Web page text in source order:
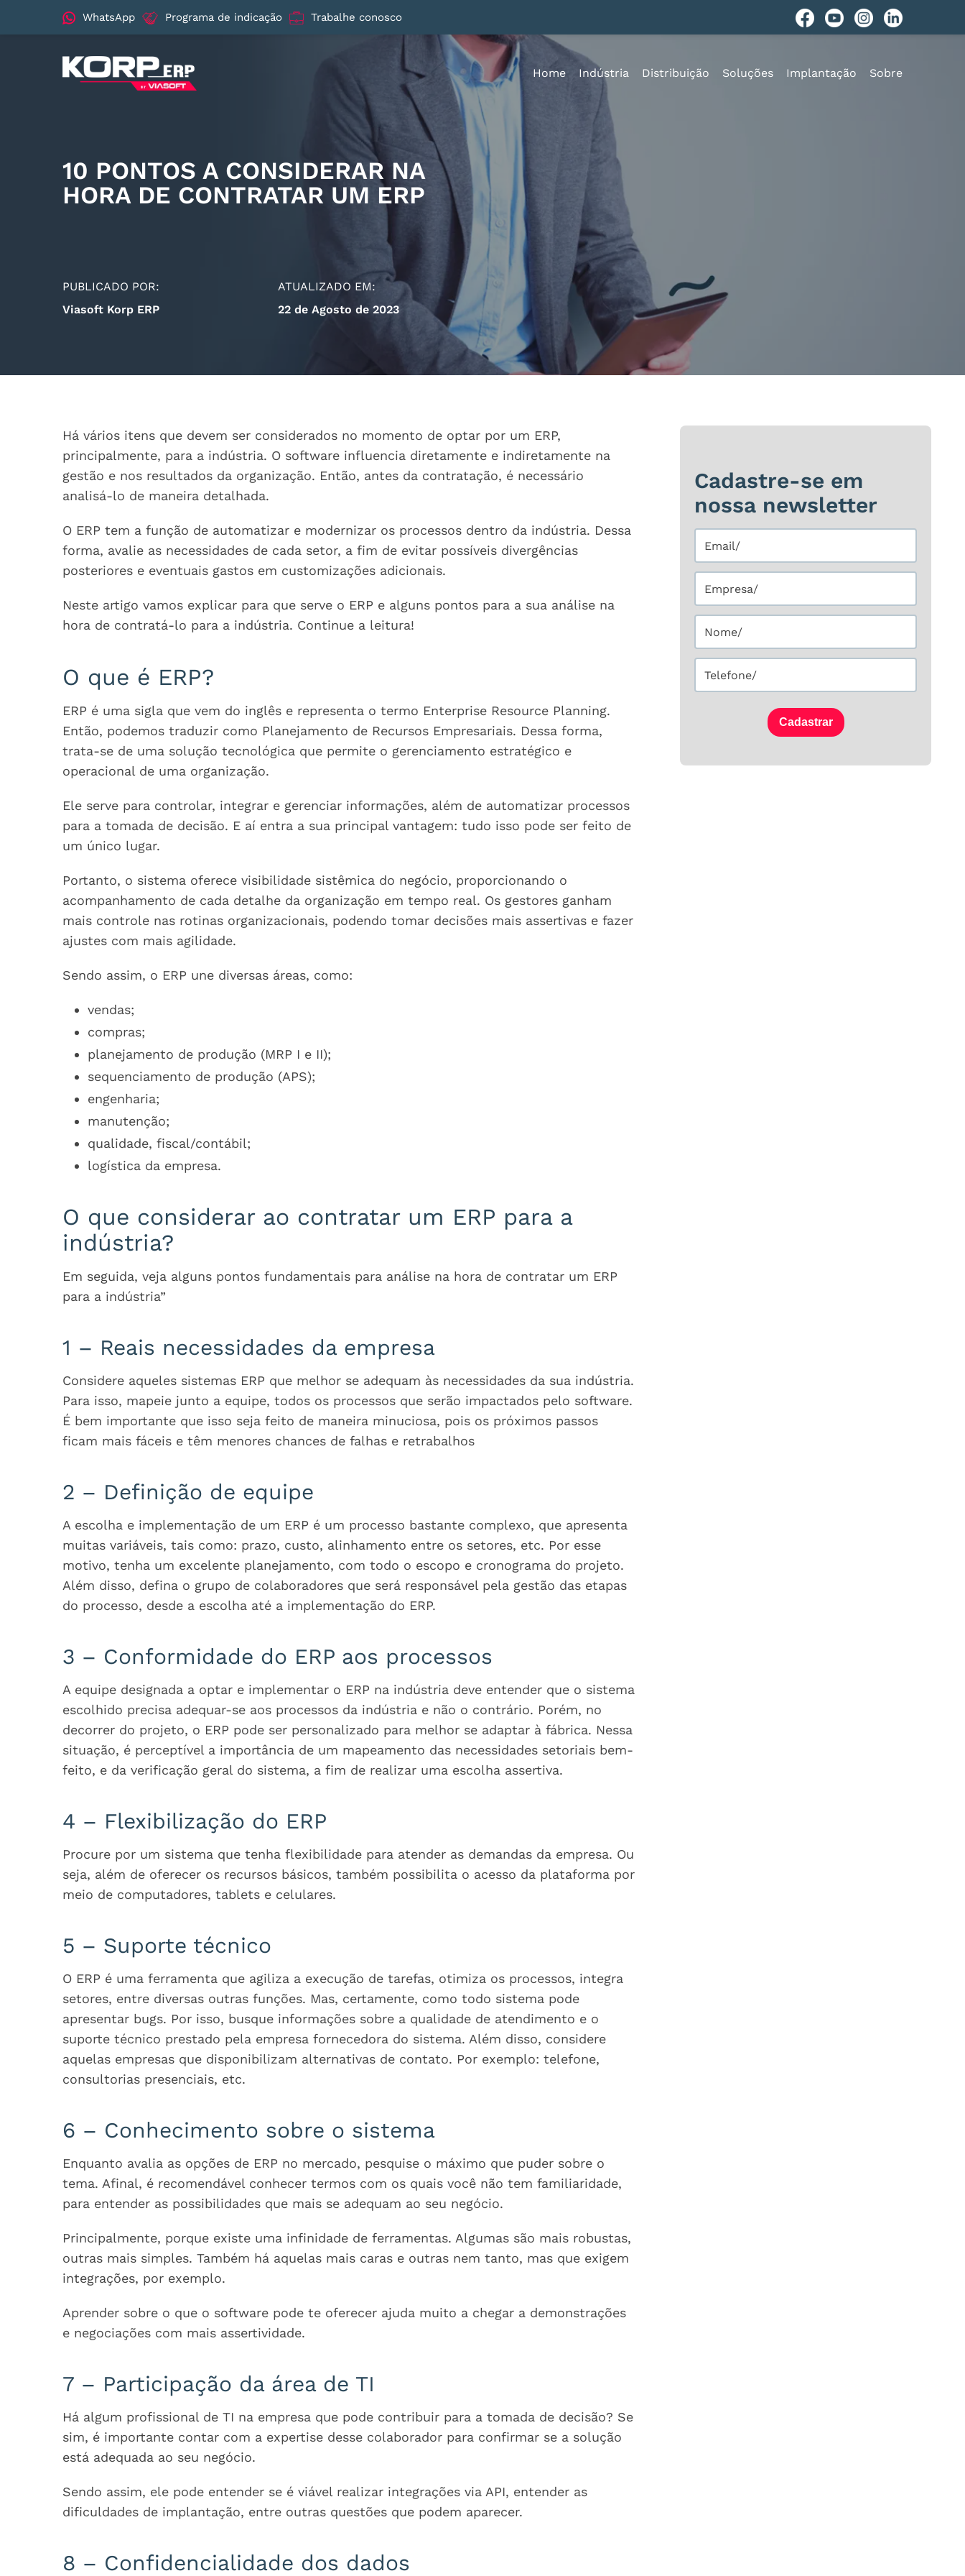
WhatsApp Programa de indicação Trabalhe conosco
Home Indústria Distribuição Soluções Implantação Sobre
10 PONTOS A CONSIDERAR NA
HORA DE CONTRATAR UM ERP
PUBLICADO POR:
Viasoft Korp ERP
ATUALIZADO EM:
22 de Agosto de 2023
Há vários itens que devem ser considerados no momento de optar por um ERP,
principalmente, para a indústria. O software influencia diretamente e indiretamente na
gestão e nos resultados da organização. Então, antes da contratação, é necessário
analisá-lo de maneira detalhada.
O ERP tem a função de automatizar e modernizar os processos dentro da indústria. Dessa
forma, avalie as necessidades de cada setor, a fim de evitar possíveis divergências
posteriores e eventuais gastos em customizações adicionais.
Neste artigo vamos explicar para que serve o ERP e alguns pontos para a sua análise na
hora de contratá-lo para a indústria. Continue a leitura!
O que é ERP?
ERP é uma sigla que vem do inglês e representa o termo Enterprise Resource Planning.
Então, podemos traduzir como Planejamento de Recursos Empresariais. Dessa forma,
trata-se de uma solução tecnológica que permite o gerenciamento estratégico e
operacional de uma organização.
Ele serve para controlar, integrar e gerenciar informações, além de automatizar processos
para a tomada de decisão. E aí entra a sua principal vantagem: tudo isso pode ser feito de
um único lugar.
Portanto, o sistema oferece visibilidade sistêmica do negócio, proporcionando o
acompanhamento de cada detalhe da organização em tempo real. Os gestores ganham
mais controle nas rotinas organizacionais, podendo tomar decisões mais assertivas e fazer
ajustes com mais agilidade.
Sendo assim, o ERP une diversas áreas, como:
vendas;
compras;
planejamento de produção (MRP I e II);
sequenciamento de produção (APS);
engenharia;
manutenção;
qualidade, fiscal/contábil;
logística da empresa.
O que considerar ao contratar um ERP para a
indústria?
Em seguida, veja alguns pontos fundamentais para análise na hora de contratar um ERP
para a indústria”
1 – Reais necessidades da empresa
Considere aqueles sistemas ERP que melhor se adequam às necessidades da sua indústria.
Para isso, mapeie junto a equipe, todos os processos que serão impactados pelo software.
É bem importante que isso seja feito de maneira minuciosa, pois os próximos passos
ficam mais fáceis e têm menores chances de falhas e retrabalhos
2 – Definição de equipe
A escolha e implementação de um ERP é um processo bastante complexo, que apresenta
muitas variáveis, tais como: prazo, custo, alinhamento entre os setores, etc. Por esse
motivo, tenha um excelente planejamento, com todo o escopo e cronograma do projeto.
Além disso, defina o grupo de colaboradores que será responsável pela gestão das etapas
do processo, desde a escolha até a implementação do ERP.
3 – Conformidade do ERP aos processos
A equipe designada a optar e implementar o ERP na indústria deve entender que o sistema
escolhido precisa adequar-se aos processos da indústria e não o contrário. Porém, no
decorrer do projeto, o ERP pode ser personalizado para melhor se adaptar à fábrica. Nessa
situação, é perceptível a importância de um mapeamento das necessidades setoriais bem-
feito, e da verificação geral do sistema, a fim de realizar uma escolha assertiva.
4 – Flexibilização do ERP
Procure por um sistema que tenha flexibilidade para atender as demandas da empresa. Ou
seja, além de oferecer os recursos básicos, também possibilita o acesso da plataforma por
meio de computadores, tablets e celulares.
5 – Suporte técnico
O ERP é uma ferramenta que agiliza a execução de tarefas, otimiza os processos, integra
setores, entre diversas outras funções. Mas, certamente, como todo sistema pode
apresentar bugs. Por isso, busque informações sobre a qualidade de atendimento e o
suporte técnico prestado pela empresa fornecedora do sistema. Além disso, considere
aquelas empresas que disponibilizam alternativas de contato. Por exemplo: telefone,
consultorias presenciais, etc.
6 – Conhecimento sobre o sistema
Enquanto avalia as opções de ERP no mercado, pesquise o máximo que puder sobre o
tema. Afinal, é recomendável conhecer termos com os quais você não tem familiaridade,
para entender as possibilidades que mais se adequam ao seu negócio.
Principalmente, porque existe uma infinidade de ferramentas. Algumas são mais robustas,
outras mais simples. Também há aquelas mais caras e outras nem tanto, mas que exigem
integrações, por exemplo.
Aprender sobre o que o software pode te oferecer ajuda muito a chegar a demonstrações
e negociações com mais assertividade.
7 – Participação da área de TI
Há algum profissional de TI na empresa que pode contribuir para a tomada de decisão? Se
sim, é importante contar com a expertise desse colaborador para confirmar se a solução
está adequada ao seu negócio.
Sendo assim, ele pode entender se é viável realizar integrações via API, entender as
dificuldades de implantação, entre outras questões que podem aparecer.
8 – Confidencialidade dos dados
Cadastre-se em
nossa newsletter
Cadastrar